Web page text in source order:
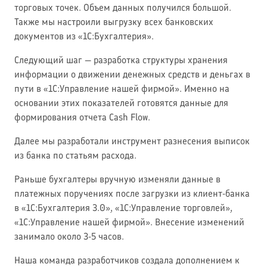
торговых точек. Объем данных получился большой.
Также мы настроили выгрузку всех банковских
документов из «1С:Бухгалтерия».
Следующий шаг — разработка структуры хранения
информации о движении денежных средств и деньгах в
пути в «1С:Управление нашей фирмой». Именно на
основании этих показателей готовятся данные для
формирования отчета Cash Flow.
Далее мы разработали инструмент разнесения выписок
из банка по статьям расхода.
Раньше бухгалтеры вручную изменяли данные в
платежных поручениях после загрузки из клиент-банка
в «1С:Бухгалтерия 3.0», «1С:Управление торговлей»,
«1С:Управление нашей фирмой». Внесение изменений
занимало около 3-5 часов.
Наша команда разработчиков создала дополнением к